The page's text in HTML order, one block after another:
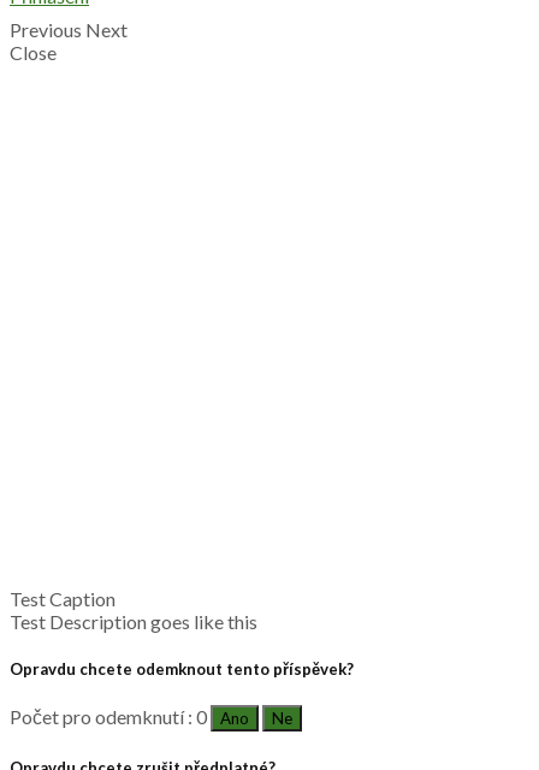
Previous Next
Close
Test Caption
Test Description goes like this
Opravdu chcete odemknout tento příspěvek?
Počet pro odemknutí : 0 Ano Ne